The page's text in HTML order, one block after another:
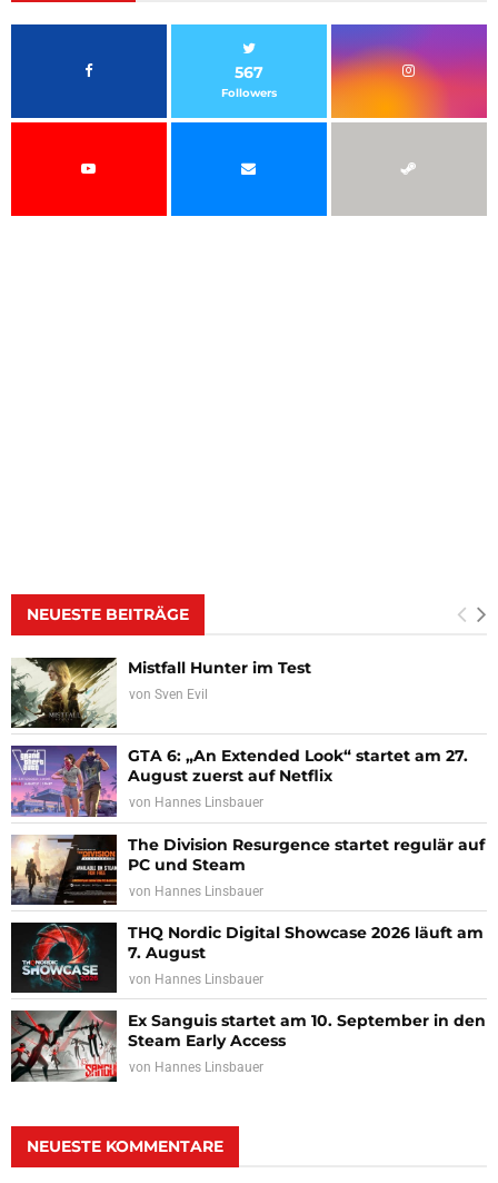
567
Followers
NEUESTE BEITRÄGE
Mistfall Hunter im Test
von Sven Evil
GTA 6: „An Extended Look“ startet am 27.
August zuerst auf Netflix
von Hannes Linsbauer
The Division Resurgence startet regulär auf
PC und Steam
von Hannes Linsbauer
THQ Nordic Digital Showcase 2026 läuft am
7. August
von Hannes Linsbauer
Ex Sanguis startet am 10. September in den
Steam Early Access
von Hannes Linsbauer
NEUESTE KOMMENTARE